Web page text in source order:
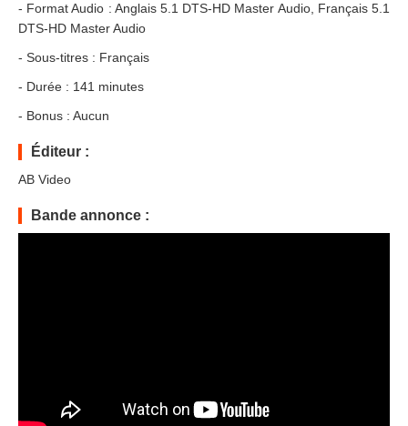
- Format Audio : Anglais 5.1 DTS-HD Master Audio, Français 5.1
DTS-HD Master Audio
- Sous-titres : Français
- Durée : 141 minutes
- Bonus : Aucun
Éditeur :
AB Video
Bande annonce :